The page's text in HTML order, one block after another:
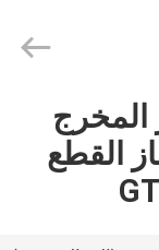
حفر المخرج
القطع